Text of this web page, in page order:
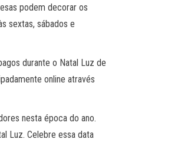
podem decorar os
sextas, sábados e
durante o Natal Luz de
online através
nesta época do ano.
Luz. Celebre essa data